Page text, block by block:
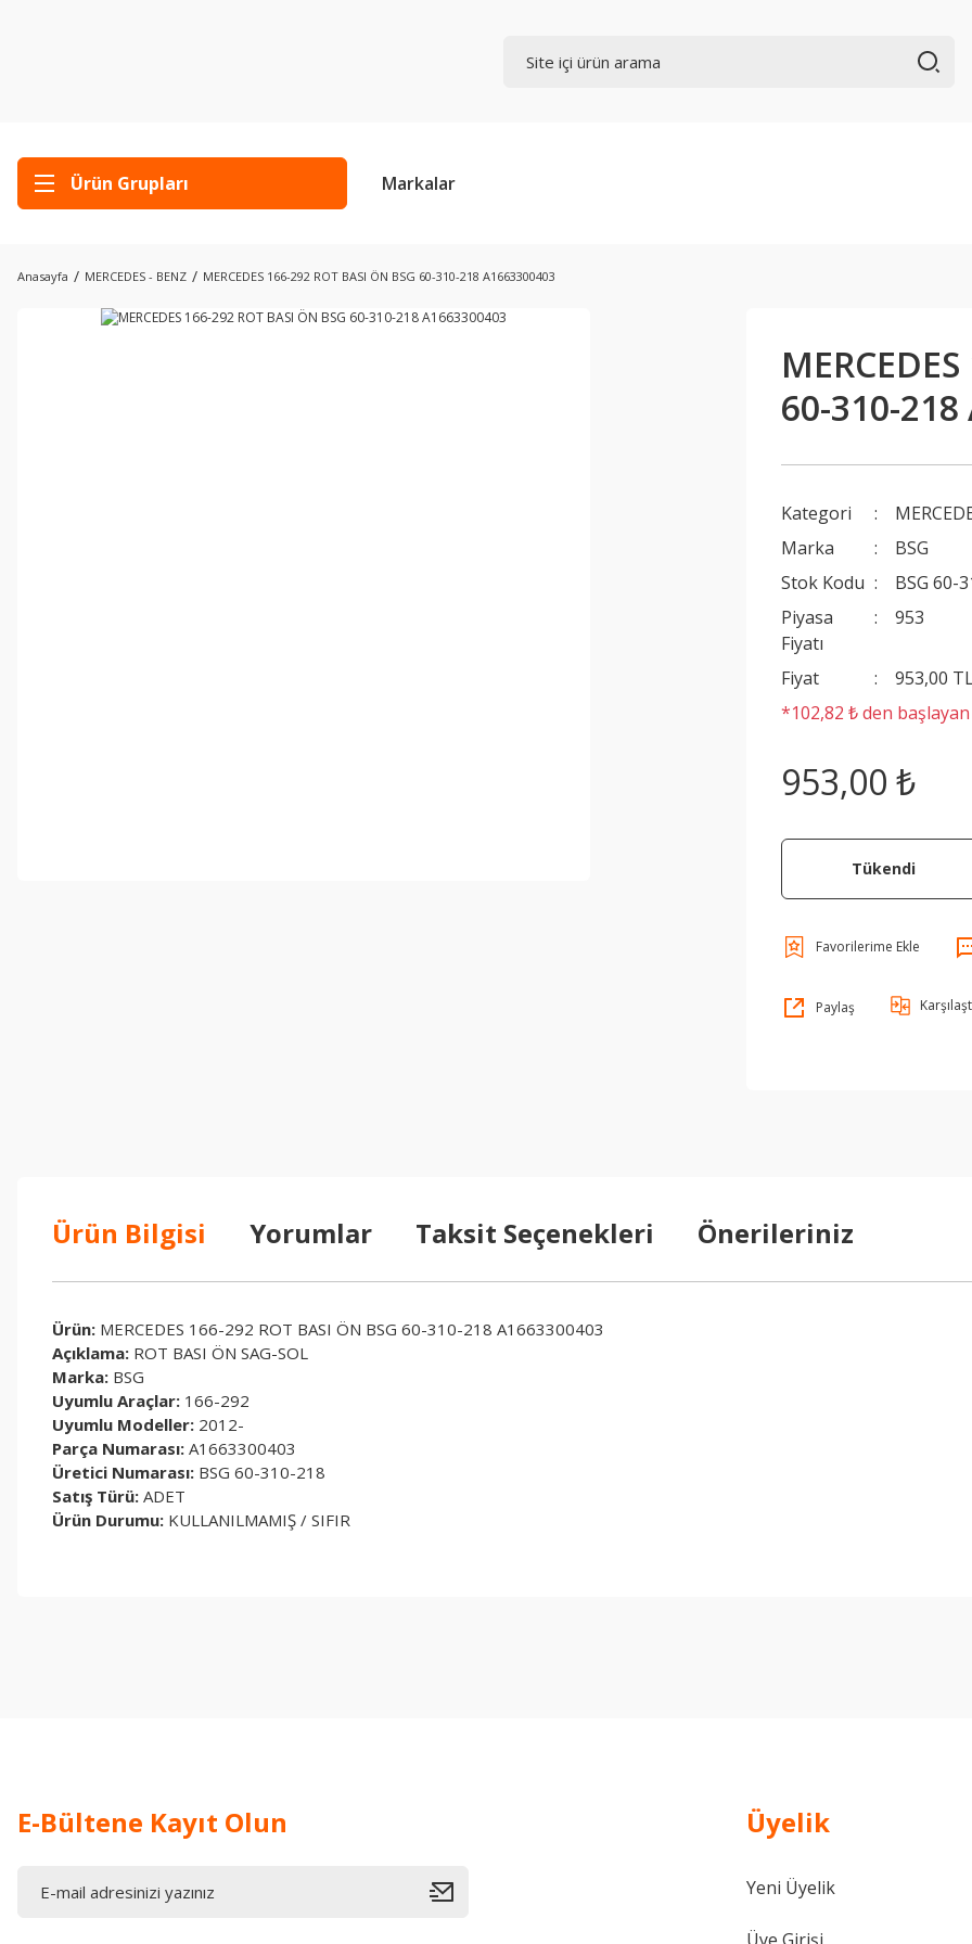
Ürün Grupları Markalar
Anasayfa MERCEDES - BENZ MERCEDES 166-292 ROT BASI ÖN BSG 60-310-218 A1663300403
60-310-
Kategori
Marka
BSG
Stok Kodu
BSG 60-
Piyasa
Fiyatı
953
Fiyat
953,00
*102,82 ₺ den
953,00 ₺
Tükendi
Paylaş
Ürün Bilgisi Yorumlar Taksit Seçenekleri Önerileriniz
Ürün: MERCEDES 166-292 ROT BASI ÖN BSG 60-310-218 A1663300403
Açıklama: ROT BASI ÖN SAG-SOL
Marka: BSG
Uyumlu Araçlar: 166-292
Uyumlu Modeller: 2012-
Parça Numarası: A1663300403
Üretici Numarası: BSG 60-310-218
Satış Türü: ADET
Ürün Durumu: KULLANILMAMIŞ / SIFIR
E-Bültene Kayıt Olun Üyelik
Yeni Üyelik